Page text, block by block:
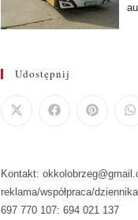
Udostępnij
Kontakt:
reklama/współpraca/
697 770 107: 694 021 137